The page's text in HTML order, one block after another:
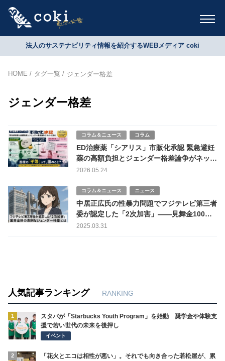
法人のサステナビリティ情報を紹介するWEBメディア coki
HOME タグ一覧 ジェンダー格差
ジェンダー格差
コラム＆ニュース コラム
ED治療薬「シアリス」市販化承認 緊急避妊
薬の高額負担とジェンダー格差論争がネット
で激化
2026.05.24
コラム＆ニュース ニュース
中居正広氏の性暴力問題でフジテレビ第三者
委が認定した「2次加害」――見舞金100万
円・弁護士紹介・上司のハラスメントが示す
2025.03.31
人気記事ランキング RANKING
1
スタバが「Starbucks Youth Program」を始動 奨学金や体験支
援で若い世代の未来を後押し
イベント
2
「花火とエコは相性が悪い」。それでも向き合った若松屋が、累